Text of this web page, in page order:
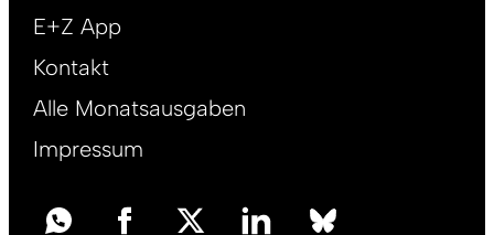
E+Z App
Kontakt
Alle Monatsausgaben
Impressum